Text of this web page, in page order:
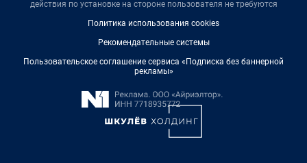
действия по установке на стороне пользователя не требуются
Политика использования cookies
Рекомендательные системы
Пользовательское соглашение сервиса «Подписка без баннерной
рекламы»